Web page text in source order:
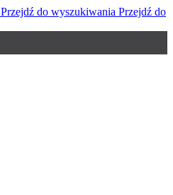
Przejdź do wyszukiwania Przejdź do